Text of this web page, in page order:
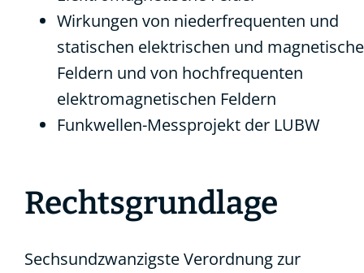
Wirkungen von niederfrequenten und
statischen elektrischen und
Feldern und von hochfrequenten
elektromagnetischen Feldern
Funkwellen-Messprojekt der LUBW
Rechtsgrundlage
Sechsundzwanzigste Verordnung zur